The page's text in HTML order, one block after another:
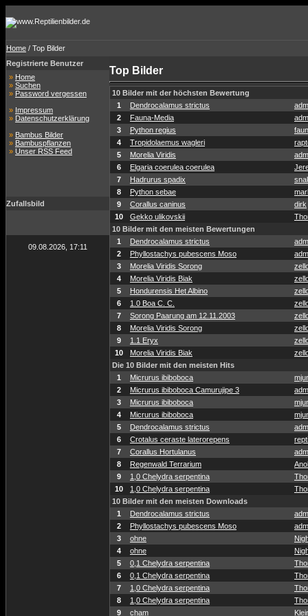
Home / Top Bilder
Registrierte Benutzer
» Home
» Suchen
» Password vergessen
» Impressum
» Datenschutzerklärung
» Bambus Bilder
» Bambuspflanzen
» Unser RSS Feed
Zufallsbild
09.08.2026, 17:11
Top Bilder
10 Bilder mit der höchsten Bewertung
1
Dendrocalamus strictus
2
Fauna-Media
3
Python regius
4
Tropidolaemus wagleri
5
Morelia Viridis
6
Elgaria coerulea coerulea
7
Hadrurus spadix
8
Python sebae
9
Corallus caninus
dirk
10
Gekko ulikovskii
10 Bilder mit den meisten Bewertungen
1
Dendrocalamus strictus
2
Phyllostachys pubescens Moso
3
Morelia Viridis Sorong
4
Morelia Viridis Biak
5
Hondurensis Het Albino
6
1.0 Boa C. C.
7
Sorong Paarung am 12.11.2003
8
Morelia Viridis Sorong
9
1.1 Eryx
10
Morelia Viridis Biak
Die 10 Bilder mit den meisten Hits
1
Micrurus ibiboboca
2
Micrurus ibiboboca Camurujipe 3
3
Micrurus ibiboboca
4
Micrurus ibiboboca
5
Dendrocalamus strictus
6
Crotalus ceraste laterorepens
7
Corallus Hortulanus
8
Regenwald Terrarium
9
1,0 Chelydra serpentina
10
1,0 Chelydra serpentina
10 Bilder mit den meisten Downloads
1
Dendrocalamus strictus
2
Phyllostachys pubescens Moso
3
ohne
4
ohne
5
0,1 Chelydra serpentina
6
0,1 Chelydra serpentina
7
1,0 Chelydra serpentina
8
1,0 Chelydra serpentina
9
cham